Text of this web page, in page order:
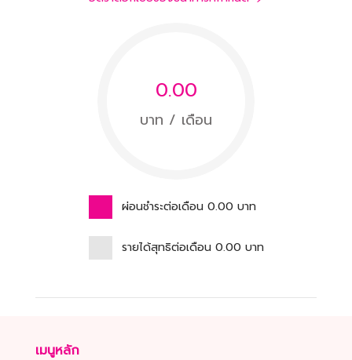
0.00
บาท / เดือน
ผ่อนชำระต่อเดือน 0.00 บาท
รายได้สุทธิต่อเดือน 0.00 บาท
เมนูหลัก